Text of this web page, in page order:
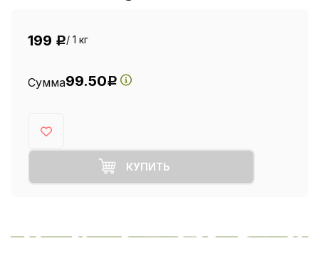
199 Р/ 1 кг
Сумма99.50Р
КУПИТЬ